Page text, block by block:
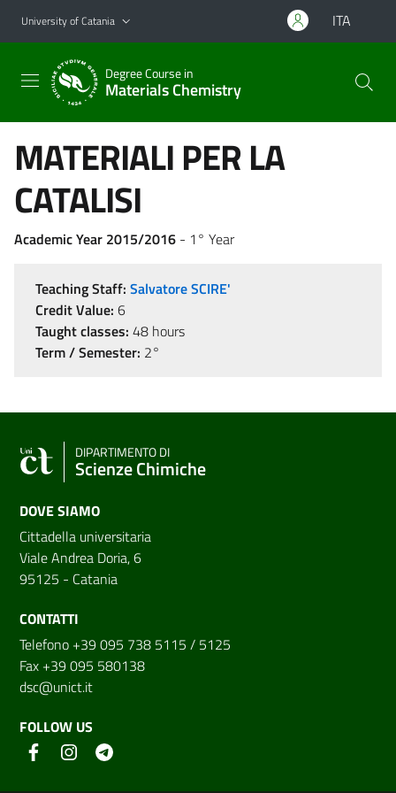
Go to main content
Go to navigation menu
University of Catania ITA
Degree Course in
Materials Chemistry
MATERIALI PER LA
CATALISI
Academic Year 2015/2016 - 1° Year
Teaching Staff: Salvatore SCIRE'
Credit Value: 6
Taught classes: 48 hours
Term / Semester: 2°
DIPARTIMENTO DI
Scienze Chimiche
DOVE SIAMO
Cittadella universitaria
Viale Andrea Doria, 6
95125 - Catania
CONTATTI
Telefono +39 095 738 5115 / 5125
Fax +39 095 580138
dsc@unict.it
FOLLOW US